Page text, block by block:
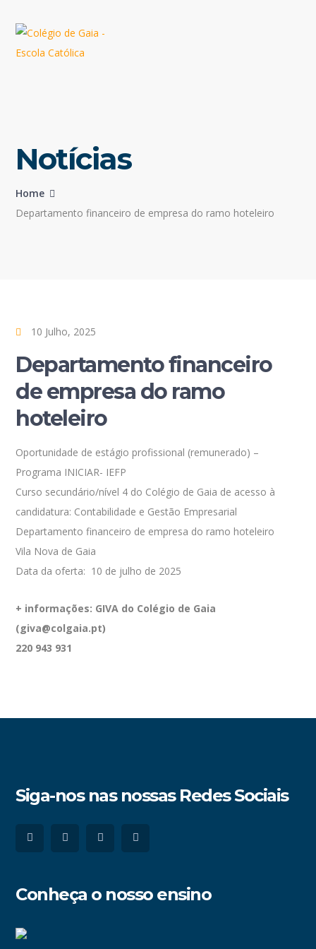
Notícias
Home
Departamento financeiro de empresa do ramo hoteleiro
10 Julho, 2025
Departamento financeiro
de empresa do ramo
hoteleiro
Oportunidade de estágio profissional (remunerado) –
Programa INICIAR- IEFP
Curso secundário/nível 4 do Colégio de Gaia de acesso à
candidatura: Contabilidade e Gestão Empresarial
Departamento financeiro de empresa do ramo hoteleiro
Vila Nova de Gaia
Data da oferta: 10 de julho de 2025
+ informações: GIVA do Colégio de Gaia
(giva@colgaia.pt)
220 943 931
Siga-nos nas nossas Redes Sociais
Conheça o nosso ensino